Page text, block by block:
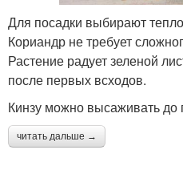
Для посадки выбирают
Кориандр не требует
Растение радует зеленой
после первых всходов.
Кинзу можно высаживать до
читать дальше →